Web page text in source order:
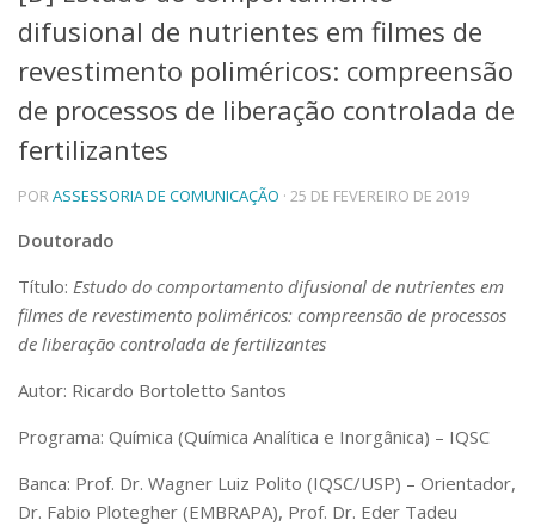
Telefones e Mapas
Pessoas
Ensino
Graduação
Pós-Graduação
Cursos de Extensão
Pesquisa e Inovação
Centros, Núcleos e Projetos em Rede
Pós-doutorado
Iniciação Científica
Empresas Juniores
Extensão à Comunidade
Artes, Cultura e Esportes
Museus e Espaços Interativos
difusional de nutrientes em filmes de
revestimento poliméricos: compreensão
de processos de liberação controlada de
fertilizantes
PORASSESSORIA DE COMUNICAÇÃO · 25 DE FEVEREIRO DE 2019
Doutorado
Título: Estudo do comportamento difusional de nutrientes em
filmes de revestimento poliméricos: compreensão de processos
de liberação controlada de fertilizantes
Autor: Ricardo Bortoletto Santos
Programa: Química (Química Analítica e Inorgânica) – IQSC
Banca: Prof. Dr. Wagner Luiz Polito (IQSC/USP) – Orientador,
Dr. Fabio Plotegher (EMBRAPA), Prof. Dr. Eder Tadeu